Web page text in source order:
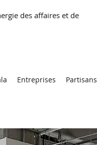
des affaires et de
Entreprises Partisans